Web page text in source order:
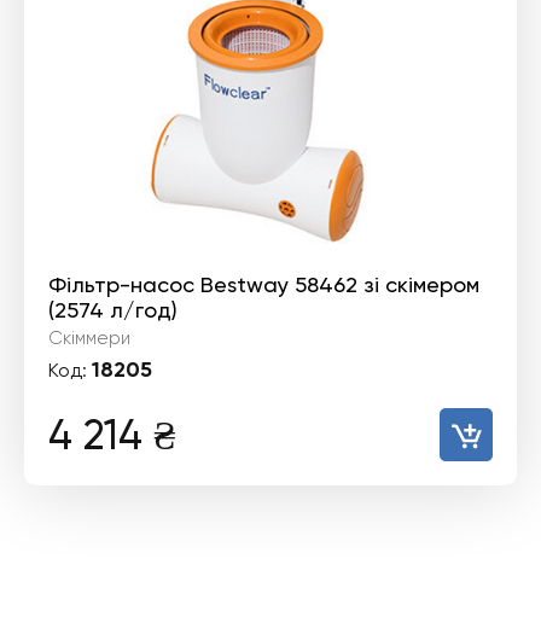
Фільтр-насос Bestway 58462 зі скімером
(2574 л/год)
Скіммери
Код: 18205
4 214 ₴